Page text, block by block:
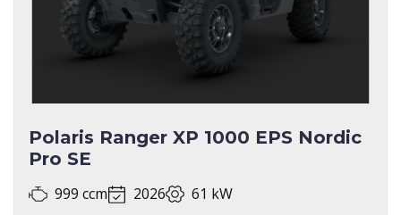
Polaris Ranger XP 1000 EPS Nordic
Pro SE
999 ccm 2026 61 kW